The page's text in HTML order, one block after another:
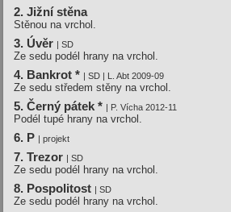
2. Jižní­ stěna
Stěnou na vrchol.
3. Úvěr | SD
Ze sedu podél hrany na vrchol.
4. Bankrot * | SD | L. Abt 2009-09
Ze sedu středem stěny na vrchol.
5. Černý pátek * | P. Vícha 2012-11
Podél tupé hrany na vrchol.
6. P | projekt
7. Trezor | SD
Ze sedu podél hrany na vrchol.
8. Pospolitost | SD
Ze sedu podél hrany na vrchol.